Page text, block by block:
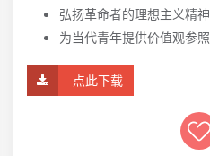
弘扬革命者的理想主义精神
为当代青年提供价值观参照
点此下载